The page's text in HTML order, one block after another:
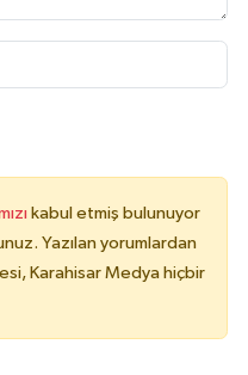
kabul etmiş bulunuyor
Yazılan yorumlardan
Karahisar Medya hiçbir